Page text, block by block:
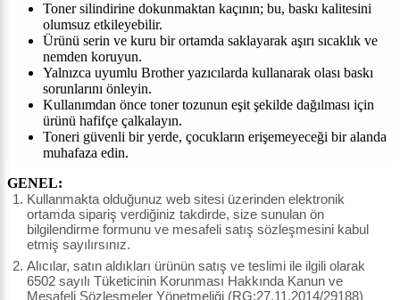
Toner silindirine dokunmaktan kaçının; bu, baskı kalitesini
olumsuz etkileyebilir.
Ürünü serin ve kuru bir ortamda saklayarak aşırı sıcaklık ve
nemden koruyun.
Yalnızca uyumlu Brother yazıcılarda kullanarak olası baskı
sorunlarını önleyin.
Kullanımdan önce toner tozunun eşit şekilde dağılması için
ürünü hafifçe çalkalayın.
Toneri güvenli bir yerde, çocukların erişemeyeceği bir alanda
muhafaza edin.
GENEL:
Kullanmakta olduğunuz web sitesi üzerinden elektronik
ortamda sipariş verdiğiniz takdirde, size sunulan ön
bilgilendirme formunu ve mesafeli satış sözleşmesini kabul
etmiş sayılırsınız.
Alıcılar, satın aldıkları ürünün satış ve teslimi ile ilgili olarak
6502 sayılı Tüketicinin Korunması Hakkında Kanun ve
Mesafeli Sözleşmeler Yönetmeliği (RG:27.11.2014/29188)